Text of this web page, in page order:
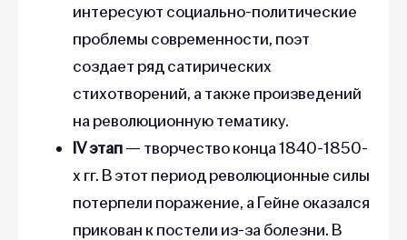
интересуют социально-политические
проблемы современности, поэт
создает ряд сатирических
стихотворений, а также произведений
на революционную тематику.
IV этап— творчество конца 1840-1850-
х гг. В этот период революционные силы
потерпели поражение, а Гейне оказался
прикован к постели из-за болезни. В